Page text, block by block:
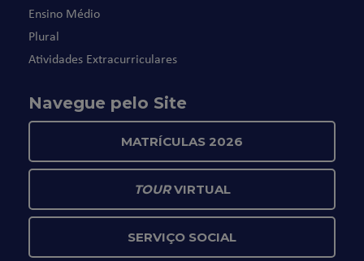
Ensino Médio
Plural
Atividades Extracurriculares
Navegue pelo Site
MATRÍCULAS 2026
TOURVIRTUAL
SERVIÇO SOCIAL